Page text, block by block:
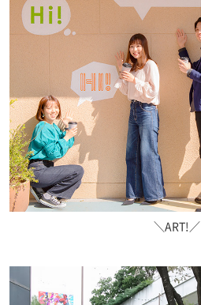
＼ART!／